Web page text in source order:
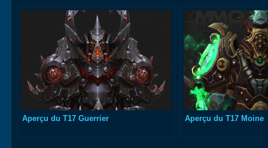
Aperçu du T17 Guerrier Aperçu du T17 Moine